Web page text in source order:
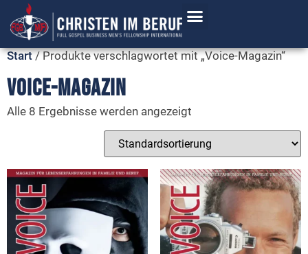
Start/ Produkte verschlagwortet mit „Voice-Magazin“
Voice-Magazin
Alle 8 Ergebnisse werden angezeigt